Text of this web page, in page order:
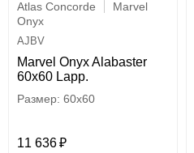
Atlas Concorde
Marvel
Onyx
AJBV
Marvel Onyx Alabaster
60x60 Lapp.
60x60
11 636